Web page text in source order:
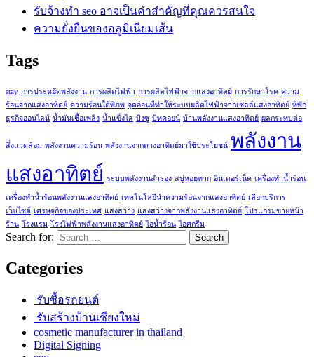
รับจ้างทำ seo อาจเป็นคำสำคัญที่คุณควรสนใจ
ความยั่งยืนของอลูมิเนียมเส้น
Tags
stay การประหยัดพลังงาน การผลิตไฟฟ้า การผลิตไฟฟ้าจากแสงอาทิตย์ การรักษาโรค ความ
ร้อนจากแสงอาทิตย์ ความร้อนใต้พิภพ จุดอ่อนที่ทำให้ระบบผลิตไฟฟ้าจากเซลล์แสงอาทิตย์ ที่พัก
ธุรกิจออนไลน์ น้ำมันเชื้อเพลิง น้ำแข็งไส บิงซู บิทคอยน์ บ้านพลังงานแสงอาทิตย์ ผลกระทบต่อ
สิ่งแวดล้อม พลังงานความร้อน พลังงานจากดวงอาทิตย์มาใช้ประโยชน์ พลังงาน
แสงอาทิตย์ ระบบพลังงานสำรอง สบู่หอยทาก อินเตอร์เน็ต เครื่องทำน้ำร้อน
เครื่องทำน้ำร้อนพลังงานแสงอาทิตย์ เทคโนโลยีนำความร้อนจากแสงอาทิตย์ เลือกบริการ
เว็บไซต์ เศรษฐกิจของประเทศ แสงสว่าง แสงสว่างจากพลังงานแสงอาทิตย์ โปรแกรมขายหน้า
ร้าน โรงแรม โรงไฟฟ้าพลังงานแสงอาทิตย์ ไอน้ำร้อน ไอศกรีม
Search for:
Categories
รับซื้อรถยนต์
รับสร้างบ้านเชียงใหม่
cosmetic manufacturer in thailand
Digital Signing